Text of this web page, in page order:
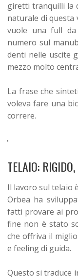
giretti tranquilli la
naturale di questa
vuole una full
numero sul
denti nelle uscite
mezzo molto
La frase che
voleva fare una
correre.
TELAIO:
Il lavoro sul telaio
Orbea ha
fatti provare ai
fine non è stato
che offriva il
e feeling di guida.
Questo si traduce